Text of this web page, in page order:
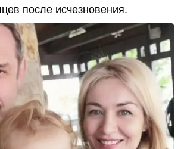
после исчезновения.